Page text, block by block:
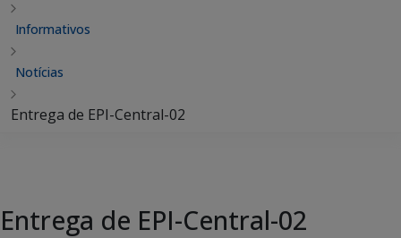
Informativos
Notícias
Entrega de EPI-Central-02
Entrega de EPI-Central-02